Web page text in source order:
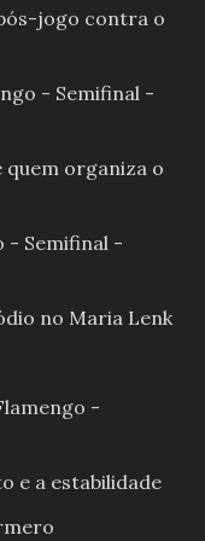
jogo contra o
- Semifinal -
organiza o
- Semifinal -
no Maria Lenk
-
e a estabilidade